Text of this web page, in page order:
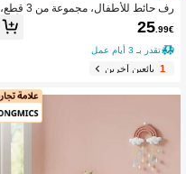
رف حائط للأطفال، مجموعة من 3 قطع،
خشبي، 40 سم، رف كتب حائطي للأطفا
ل بتصميم خرز خشبي، رف مونتيسوري،
رف تخزين لغرفة الأطفال، الحمام، غرفة
المعيشة
25.99€
تقدر بـ 3 أيام عمل
1بائعين آخرين